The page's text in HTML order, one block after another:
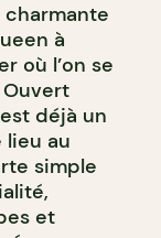
charmante
à
où l’on se
déjà un
au
simple
et